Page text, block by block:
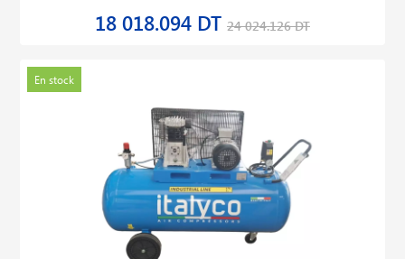
18 018.094 DT 24 024.126 DT
En stock